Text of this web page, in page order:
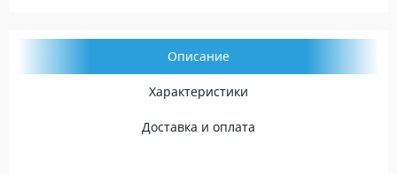
Описание
Характеристики
Доставка и оплата